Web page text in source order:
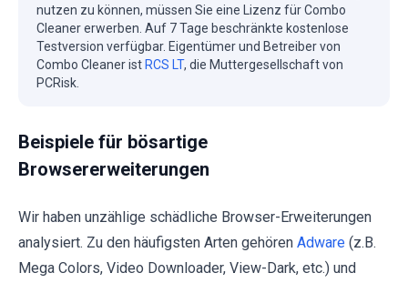
nutzen zu können, müssen Sie eine Lizenz für Combo
Cleaner erwerben. Auf 7 Tage beschränkte kostenlose
Testversion verfügbar. Eigentümer und Betreiber von
Combo Cleaner ist RCS LT, die Muttergesellschaft von
PCRisk.
Beispiele für bösartige
Browsererweiterungen
Wir haben unzählige schädliche Browser-Erweiterungen
analysiert. Zu den häufigsten Arten gehören Adware (z.B.
Mega Colors, Video Downloader, View-Dark, etc.) und